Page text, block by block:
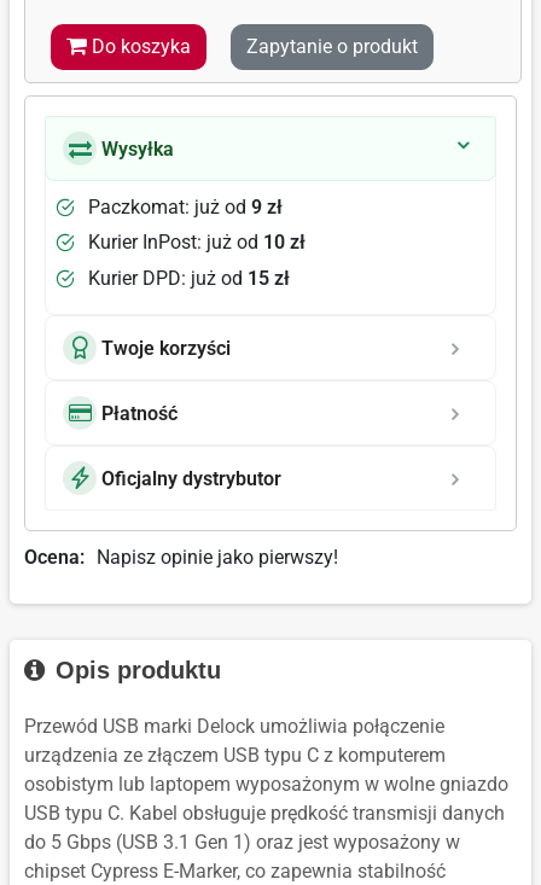
Do koszyka Zapytanie o produkt
Wysyłka
Paczkomat: już od 9 zł
Kurier InPost: już od 10 zł
Kurier DPD: już od 15 zł
Twoje korzyści
Płatność
Oficjalny dystrybutor
Ocena: Napisz opinie jako pierwszy!
Opis produktu
Przewód USB marki Delock umożliwia połączenie
urządzenia ze złączem USB typu C z komputerem
osobistym lub laptopem wyposażonym w wolne gniazdo
USB typu C. Kabel obsługuje prędkość transmisji danych
do 5 Gbps (USB 3.1 Gen 1) oraz jest wyposażony w
chipset Cypress E-Marker, co zapewnia stabilność